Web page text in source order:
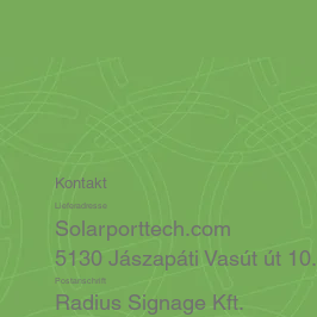
Kontakt
Lieferadresse
Solarporttech.com
5130 Jászapáti Vasút út 10.
Postanschrift
Radius Signage Kft.